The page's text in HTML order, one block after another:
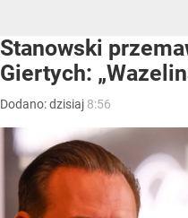
Stanowski
Giertych:
Dodano:dzisiaj 8:56